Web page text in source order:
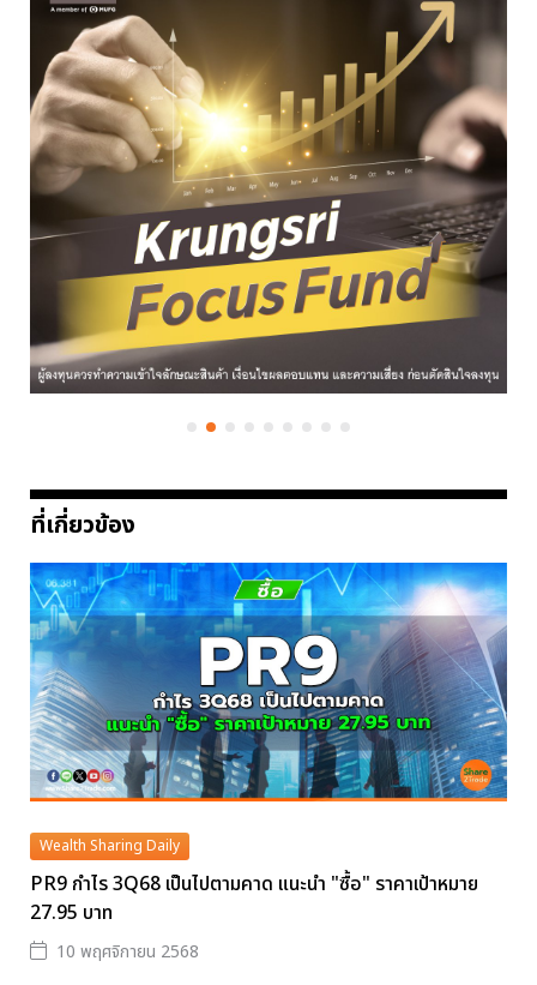
ที่เกี่ยวข้อง
Wealth Sharing Daily
PR9 กำไร 3Q68 เป็นไปตามคาด แนะนำ "ซื้อ" ราคาเป้าหมาย
27.95 บาท
10 พฤศจิกายน 2568